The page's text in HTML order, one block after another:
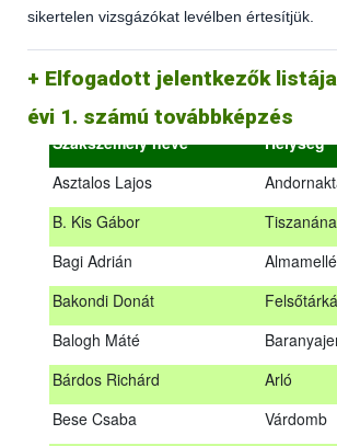
sikertelen vizsgázókat levélben értesítjük.
Elfogadott jelentkezők
évi 1. számú továbbképzés
(az erdőgazdálkodást és az erdészeti
hatályos jogszabályokról és azok
általános továbbképzés)
2018.09.18. – 2018.09.19.
Szakszemély neve
Helység
Asztalos Lajos
B. Kis Gábor
Tiszanána
Bagi Adrián
Bakondi Donát
Balogh Máté
Bárdos Richárd
Arló
Bese Csaba
Várdomb
Az alábbiakban tesszük közzé a 2018.
megrendezett erdészeti szakszemélyzeti
teljesítők névsorát.
A sikeres vizsgáról szóló tanúsítványt